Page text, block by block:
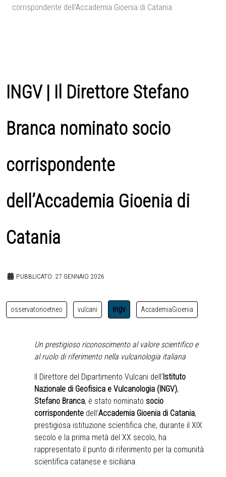
corrispondente dell’Accademia Gioenia di Catania
INGV | Il Direttore Stefano
Branca nominato socio
corrispondente
dell’Accademia Gioenia di
Catania
PUBBLICATO: 27 GENNAIO 2026
osservatorioetneo vulcani ingv AccademiaGioenia
Un prestigioso riconoscimento al valore scientifico e
al ruolo di riferimento nella vulcanologia italiana
Il Direttore del Dipartimento Vulcani dell’Istituto
Nazionale di Geofisica e Vulcanologia (INGV),
Stefano Branca, è stato nominato socio
corrispondente dell’Accademia Gioenia di Catania,
prestigiosa istituzione scientifica che, durante il XIX
secolo e la prima metà del XX secolo, ha
rappresentato il punto di riferimento per la comunità
scientifica catanese e siciliana.